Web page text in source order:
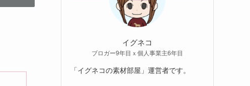
イグネコ
ブロガー9年目ｘ個人事業主6年目
「イグネコの素材部屋」運営者です。